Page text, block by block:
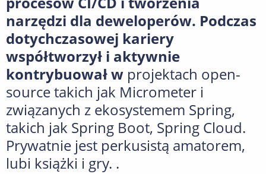
narzędzi dla deweloperów. Podczas
dotychczasowej kariery
współtworzył i aktywnie
kontrybuował w projektach open-
source takich jak Micrometer i
związanych z ekosystemem Spring,
takich jak Spring Boot, Spring Cloud.
Prywatnie jest perkusistą amatorem,
lubi książki i gry. .